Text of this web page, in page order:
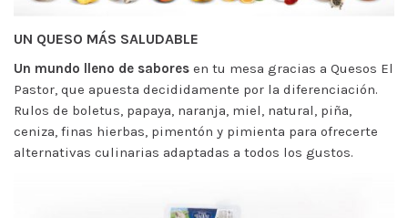
UN QUESO MÁS SALUDABLE
Un mundo lleno de sabores en tu mesa gracias a Quesos El
Pastor, que apuesta decididamente por la diferenciación.
Rulos de boletus, papaya, naranja, miel, natural, piña,
ceniza, finas hierbas, pimentón y pimienta para ofrecerte
alternativas culinarias adaptadas a todos los gustos.